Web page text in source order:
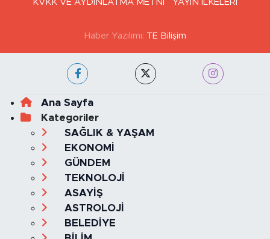
KVKK VE AYDINLATMA METNİ
YAYIN İLKELERİ
Haber Yazılımı: TE Bilişim
Ana Sayfa
Kategoriler
SAĞLIK & YAŞAM
EKONOMİ
GÜNDEM
TEKNOLOJİ
ASAYİŞ
ASTROLOJİ
BELEDİYE